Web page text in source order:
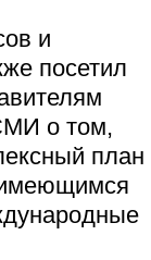
и
посетил
о том,
план
имеющимся